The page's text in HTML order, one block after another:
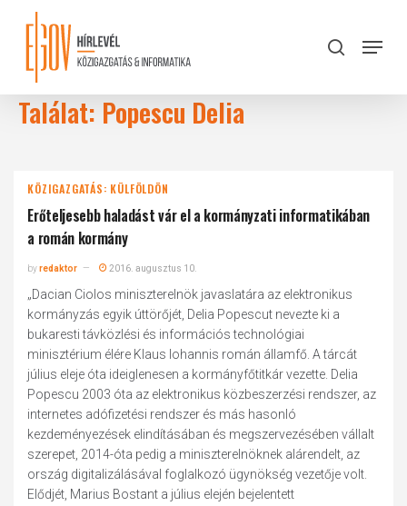
content
search
Menu
Találat: Popescu Delia
KÖZIGAZGATÁS: KÜLFÖLDÖN
Erőteljesebb haladást vár el a kormányzati informatikában
a román kormány
byredaktor 2016. augusztus 10.
„Dacian Ciolos miniszterelnök javaslatára az elektronikus
kormányzás egyik úttörőjét, Delia Popescut nevezte ki a
bukaresti távközlési és információs technológiai
minisztérium élére Klaus Iohannis román államfő. A tárcát
július eleje óta ideiglenesen a kormányfőtitkár vezette. Delia
Popescu 2003 óta az elektronikus közbeszerzési rendszer, az
internetes adófizetési rendszer és más hasonló
kezdeményezések elindításában és megszervezésében vállalt
szerepet, 2014-óta pedig a miniszterelnöknek alárendelt, az
ország digitalizálásával foglalkozó ügynökség vezetője volt.
Elődjét, Marius Bostant a július elején bejelentett
Close